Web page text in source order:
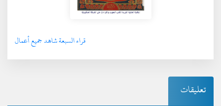
قراء السبعة شاهد جميع أعمال
تعليقات